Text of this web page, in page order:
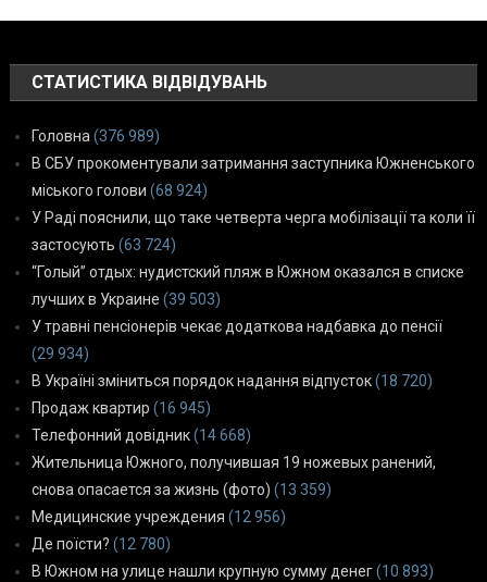
СТАТИСТИКА ВІДВІДУВАНЬ
Головна (376 989)
В СБУ прокоментували затримання заступника Южненського
міського голови (68 924)
У Раді пояснили, що таке четверта черга мобілізації та коли її
застосують (63 724)
“Голый” отдых: нудистский пляж в Южном оказался в списке
лучших в Украине (39 503)
У травні пенсіонерів чекає додаткова надбавка до пенсії
(29 934)
В Україні зміниться порядок надання відпусток(18 720)
Продаж квартир (16 945)
Телефонний довідник(14 668)
Жительница Южного, получившая 19 ножевых ранений,
снова опасается за жизнь (фото) (13 359)
Медицинские учреждения (12 956)
Де поїсти? (12 780)
В Южном на улице нашли крупную сумму денег(10 893)